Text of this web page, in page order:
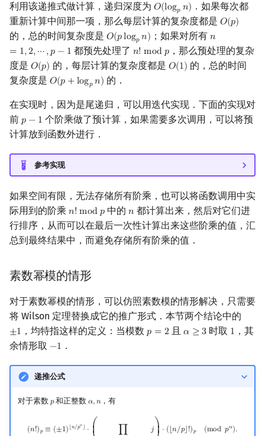
利用该递推式做计算，递归深度为 𝑂(log𝑝 𝑛)
O(logp n) ．如果每次都
重新计算中间那一项，那么每层计算的复杂度都是 𝑂(𝑝)
O(p)
的，总的时间复杂度是 𝑂(𝑝log𝑝 𝑛)
O(plogpn) ；如果对所有𝑛
= 1,2,⋯,𝑝 − 1
n
都预先处理了 𝑛! mod𝑝
n! modp
，那么预处理的复杂
度是 𝑂(𝑝)
O(p) 的，每层计算的复杂度都是 𝑂(1)
O(1) 的，总的时间
复杂度是 𝑂(𝑝 +log𝑝𝑛)
O(p +logpn) 的．
在实现时，因为是尾递归，可以用迭代实现．下面的实现对
前 𝑝 − 1
p −1
个阶乘做了预计算，如果需要多次调用，可以将预
计算放到函数外进行．
参考实现
如果空间有限，无法存储所有阶乘，也可以将函数调用中实
际用到的阶乘 𝑛! mod𝑝
n! modp 中的𝑛
n 都计算出来，然后对它们进
行排序，从而可以在最后一次性计算出来这些阶乘的值，汇
总到最终结果中，而避免存储所有阶乘的值．
素数幂模的情形
对于素数幂模的情形，可以仿照素数模的情形解决，只需要
将 Wilson 定理替换成它的推广形式．本节两个结论中的
±1
±1 ，均特指这样的定义：当模数𝑝 = 2
p =2 且 𝛼 ≥ 3
α≥3 时取 1
1 ，其
余情形取 −1
−1 ．
递推公式
对于素数𝑝
p和正整数 𝛼,𝑛
α,n，有
(𝑛!)𝑝 ≡ (±1) ⌊𝑛/𝑝𝛼⌋ ⋅ ⎛⎜ ⎜ ∏ 𝑗 ⎞⎟ ⎟ ⋅ (⌊𝑛/𝑝⌋!)𝑝 (mod 𝑝𝛼).
∏ ⟂p